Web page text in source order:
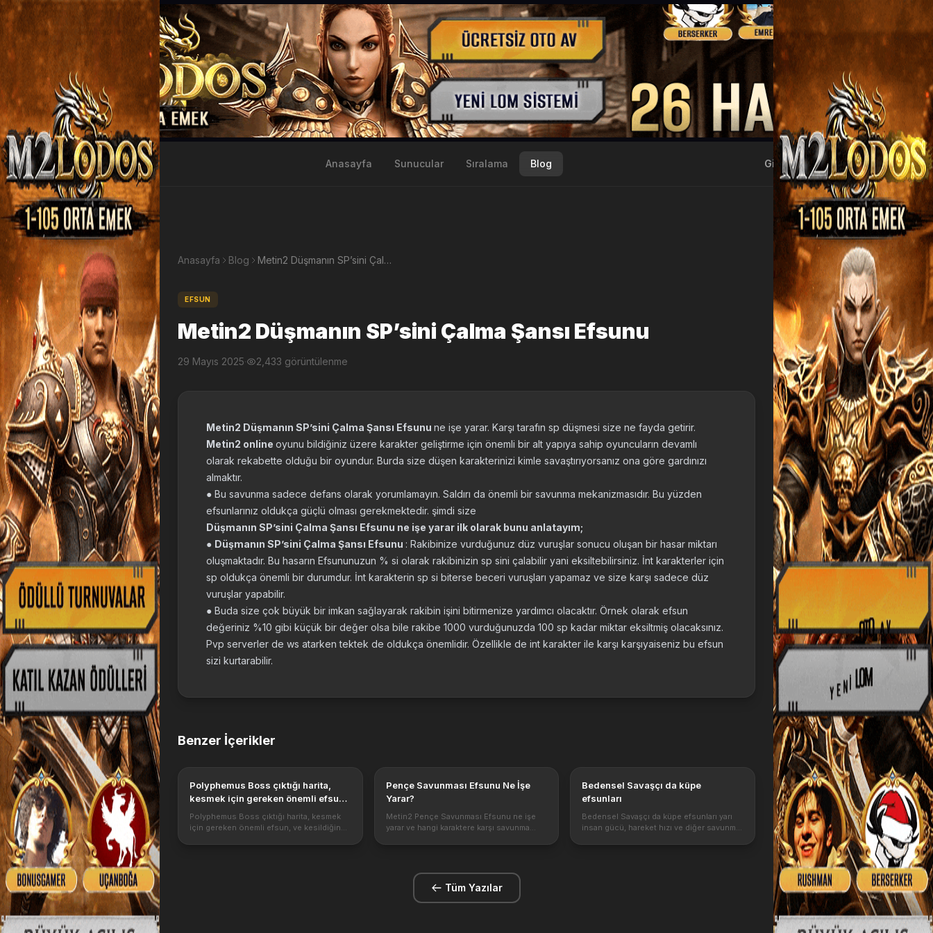
EP Kazan Anasayfa Sunucular Sıralama Blog Giriş Yap Kayıt Ol
Anasayfa Blog Metin2 Düşmanın SP’sini Çalma Şansı Efsunu
EFSUN
Metin2 Düşmanın SP’sini Çalma Şansı Efsunu
29 Mayıs 2025· 2,433 görüntülenme
Metin2 Düşmanın SP’sini Çalma Şansı Efsunu ne işe yarar. Karşı tarafın sp düşmesi size ne fayda getirir.
Metin2 online oyunu bildiğiniz üzere karakter geliştirme için önemli bir alt yapıya sahip oyuncuların devamlı
olarak rekabette olduğu bir oyundur. Burda size düşen karakterinizi kimle savaştırıyorsanız ona göre gardınızı
almaktır.
● Bu savunma sadece defans olarak yorumlamayın. Saldırı da önemli bir savunma mekanizmasıdır. Bu yüzden
efsunlarınız oldukça güçlü olması gerekmektedir. şimdi size
Düşmanın SP’sini Çalma Şansı Efsunu ne işe yarar ilk olarak bunu anlatayım;
● Düşmanın SP’sini Çalma Şansı Efsunu : Rakibinize vurduğunuz düz vuruşlar sonucu oluşan bir hasar miktarı
oluşmaktadır. Bu hasarın Efsununuzun % si olarak rakibinizin sp sini çalabilir yani eksiltebilirsiniz. İnt karakterler için
sp oldukça önemli bir durumdur. İnt karakterin sp si biterse beceri vuruşları yapamaz ve size karşı sadece düz
vuruşlar yapabilir.
● Buda size çok büyük bir imkan sağlayarak rakibin işini bitirmenize yardımcı olacaktır. Örnek olarak efsun
değeriniz %10 gibi küçük bir değer olsa bile rakibe 1000 vurduğunuzda 100 sp kadar miktar eksiltmiş olacaksınız.
Pvp serverler de ws atarken tektek de oldukça önemlidir. Özellikle de int karakter ile karşı karşıyaiseniz bu efsun
sizi kurtarabilir.
Benzer İçerikler
Polyphemus Boss çıktığı harita,
kesmek için gereken önemli efsun,
ve kesildiğinde düşürdüğü eşyalar
nedir bu konularda yazmış
Polyphemus Boss çıktığı harita, kesmek
için gereken önemli efsun, ve kesildiğinde
Pençe Savunması Efsunu Ne İşe
Yarar?
Metin2 Pençe Savunması Efsunu ne işe
yarar ve hangi karaktere karşı savunma
https://metin...
Bedensel Savaşçı da küpe
efsunları
Bedensel Savaşçı da küpe efsunları yarı
insan gücü, hareket hızı ve diğer savunma
Tüm Yazılar